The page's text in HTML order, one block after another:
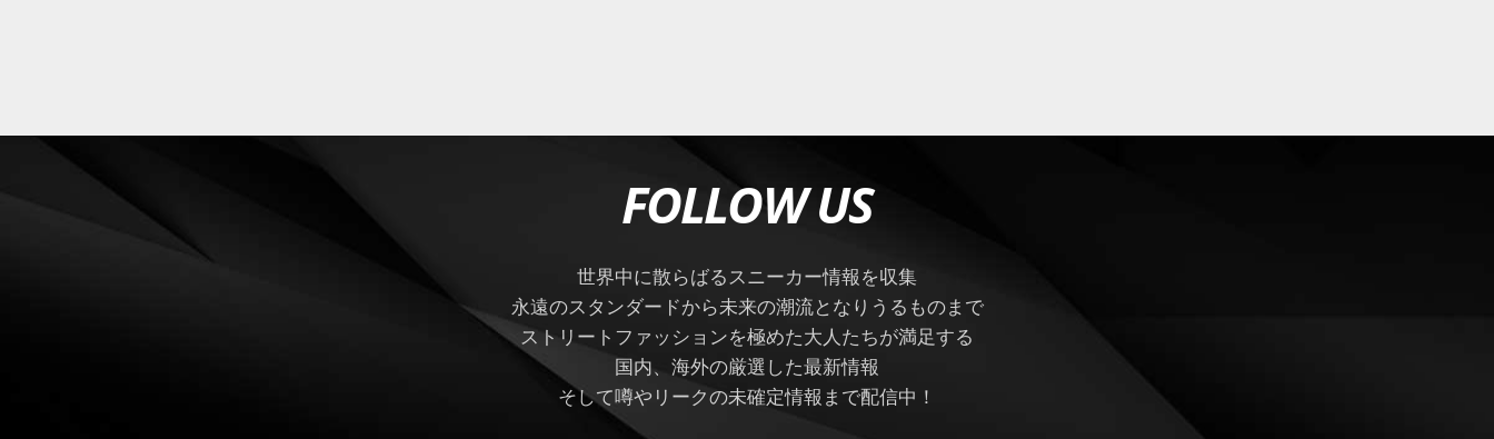
FOLLOW US
世界中に散らばるスニーカー情報を収集
永遠のスタンダードから未来の潮流となりうるものまで
ストリートファッションを極めた大人たちが満足する
国内、海外の厳選した最新情報
そして噂やリークの未確定情報まで配信中！